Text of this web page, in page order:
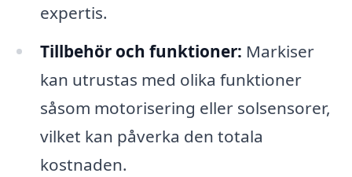
expertis.
Tillbehör och funktioner: Markiser
kan utrustas med olika funktioner
såsom motorisering eller solsensorer,
vilket kan påverka den totala
kostnaden.